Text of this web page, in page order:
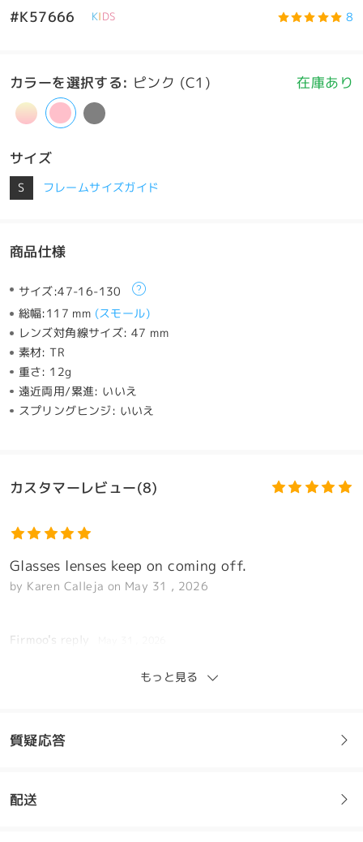
#K57666 KIDS 8
カラーを選択する: ピンク (C1) 在庫あり
サイズ
S フレームサイズガイド
商品仕様
サイズ:47-16-130
総幅:117 mm (スモール)
レンズ対角線サイズ:47 mm
素材:TR
重さ: 12g
遠近両用/累進: いいえ
スプリングヒンジ: いいえ
カスタマーレビュー(8)
Glasses lenses keep on coming off.
by Karen Calleja on May 31 , 2026
Firmoo's reply
Thank you for your message, and we're sorry to hear about
like to avail of this option, please reach out to us via email
or our Live Chat support so we can assist you further and
you as quickly as possible.
もっと見る
質疑応答
フレームについてご質問がある場合は、以下からお問い合わせく
配送